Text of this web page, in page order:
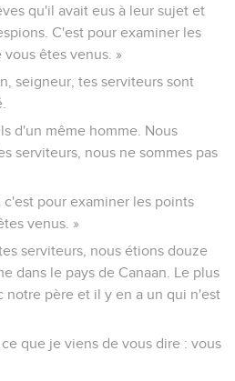
qu'il avait eus à leur sujet et
C'est pour examiner les
êtes venus. »
seigneur, tes serviteurs sont
d'un même homme. Nous
serviteurs, nous ne sommes pas
c'est pour examiner les points
venus. »
serviteurs, nous étions douze
dans le pays de Canaan. Le plus
notre père et il y en a un qui n'est
que je viens de vous dire : vous